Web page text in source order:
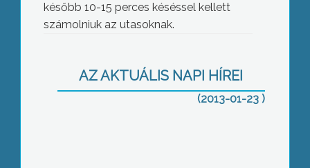
később 10-15 perces késéssel kellett
számolniuk az utasoknak.
AZ AKTUÁLIS NAPI HÍREI
(2013-01-23 )
vállalkozók